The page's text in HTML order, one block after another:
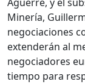
Minería,
negociaciones
extenderán al
negociadores
tiempo para